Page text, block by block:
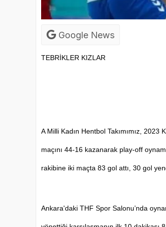
Google News
TEBRİKLER KIZLAR
A Milli Kadın Hentbol Takımımız,
maçını 44-16 kazanarak play-off
rakibine iki maçta 83 gol attı, 30 gol
Ankara'daki THF Spor Salonu’nda